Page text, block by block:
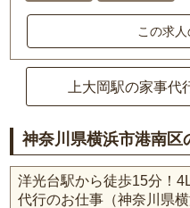
この求
上大岡駅の家事代
神奈川県横浜市港南区
洋光台駅から徒歩15分！
代行のお仕事（神奈川県横